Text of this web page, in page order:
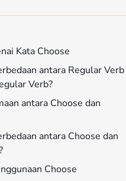
Kata Choose
antara Regular Verb
Verb?
antara Choose dan
antara Choose dan
Choose